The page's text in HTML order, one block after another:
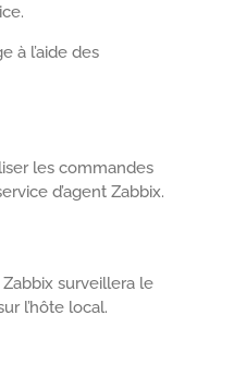
à l’aide des
les commandes
d’agent Zabbix.
surveillera le
l’hôte local.